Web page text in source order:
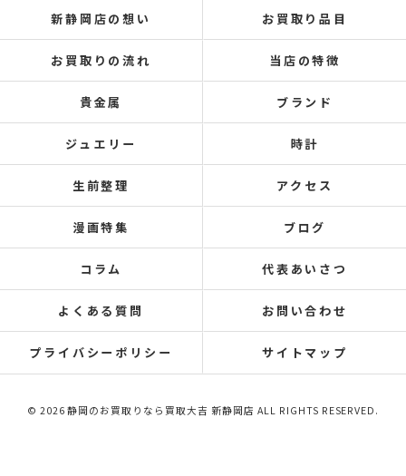
新静岡店の想い お買取り品目
お買取りの流れ 当店の特徴
貴金属 ブランド
ジュエリー 時計
生前整理 アクセス
漫画特集 ブログ
コラム 代表あいさつ
よくある質問 お問い合わせ
プライバシーポリシー サイトマップ
© 2026 静岡のお買取りなら買取大吉 新静岡店 ALL RIGHTS RESERVED.